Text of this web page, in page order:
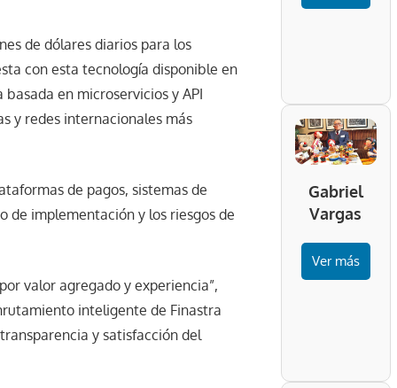
de dólares diarios para los
con esta tecnología disponible en
en microservicios y API
y redes internacionales más
de pagos, sistemas de
de implementación y los riesgos de
valor agregado y experiencia”,
inteligente de Finastra
y satisfacción del
Gabriel
Vargas
Ver más